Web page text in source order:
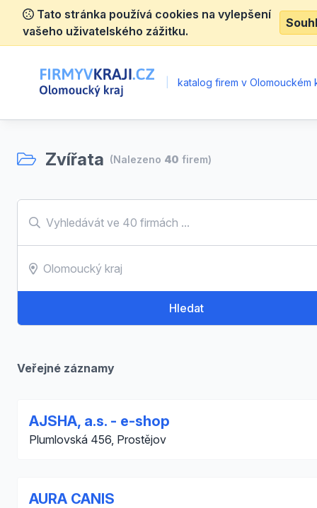
Tato stránka používá cookies na vylepšení
vašeho uživatelského zážitku.
katalog firem v Olomouckém
Zvířata (Nalezeno 40 firem)
Hledat
Veřejné záznamy
AJSHA, a.s. - e-shop
Plumlovská 456, Prostějov
AURA CANIS